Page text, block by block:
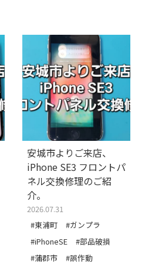
安城市よりご来店、
iPhone SE3 フロントパ
ネル交換修理のご紹
介。
2026.07.31
#東浦町
#ガンプラ
#iPhoneSE
#部品破損
#蒲郡市
#誤作動